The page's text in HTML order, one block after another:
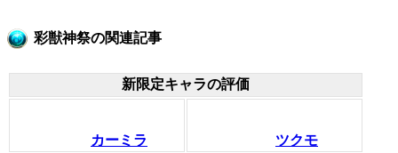
彩獣神祭の関連記事
新限定キャラの評価
カーミラ
ツクモ